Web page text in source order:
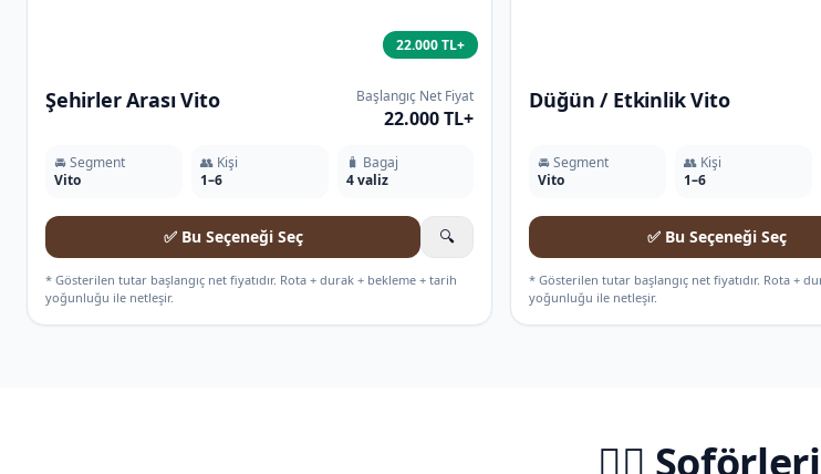
22.000 TL+
Şehirler Arası Vito Başlangıç Net Fiyat
22.000 TL+
🚘 Segment
Vito
👥 Kişi
1–6
🧳 Bagaj
4 valiz
✅ Bu Seçeneği Seç 🔍
* Gösterilen tutar başlangıç net fiyatıdır. Rota + durak + bekleme + tarih
yoğunluğu ile netleşir.
Düğün / Etkinlik Vito
🚘 Segment
Vito
👥 Kişi
1–6
✅ Bu Seçeneği Seç
* Gösterilen tutar başlangıç net fiyatıdır. Rota +
yoğunluğu ile netleşir.
🧑‍✈️